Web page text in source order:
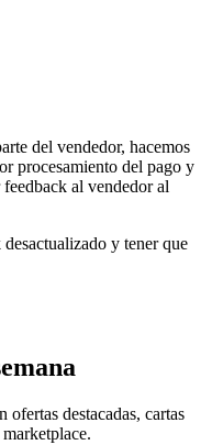
del vendedor, hacemos
procesamiento del pago y
al vendedor al
y tener que
ofertas destacadas, cartas